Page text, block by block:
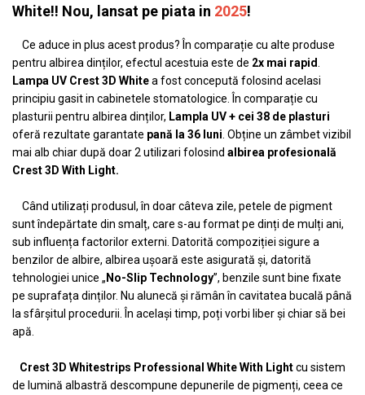
White!! Nou, lansat pe piata in 2025!
Ce aduce in plus acest produs? În comparație cu alte produse
pentru albirea dinților, efectul acestuia este de 2x mai rapid
Lampa UV Crest 3D Whitea fost concepută folosind acelasi
principiu gasit in cabinetele stomatologice. În comparație cu
plasturii pentru albirea dinților, Lampla UV + cei 38 de plasturi
oferă rezultate garantate pană la 36 luni . Obține un zâmbet vizibil
mai alb chiar după doar 2 utilizari folosind albirea profesională
Crest 3D With Light.
Când utilizați produsul, în doar câteva zile, petele de pigment
sunt îndepărtate din smalț, care s-au format pe dinți de mulți ani,
sub influența factorilor externi. Datorită compoziției sigure a
benzilor de albire, albirea ușoară este asigurată și, datorită
tehnologiei unice „ No-Slip Technology”, benzile sunt bine fixate
pe suprafața dinților. Nu alunecă și rămân în cavitatea bucală până
la sfârșitul procedurii. În același timp, poți vorbi liber și chiar să bei
apă.
Crest 3D Whitestrips Professional White With Lightcu sistem
de lumină albastră descompune depunerile de pigmenți, ceea ce